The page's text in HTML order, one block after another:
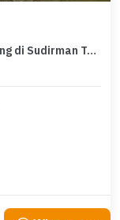
Sewa Ruang Usaha Plus Workshop/Gudang di Sudirman Tengah